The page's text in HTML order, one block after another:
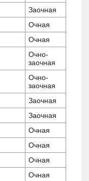
Заочная
Очная
Очная
Очно-
заочная
Очно-
заочная
Заочная
Заочная
Очная
Очная
Очная
Очная